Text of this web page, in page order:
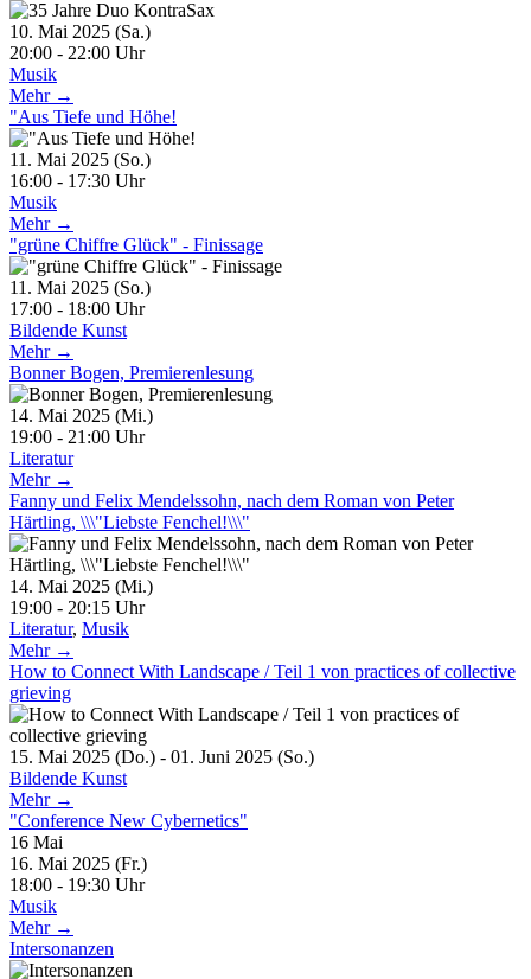
10. Mai 2025 (Sa.)
20:00 - 22:00 Uhr
Musik
Mehr →
"Aus Tiefe und Höhe!
11. Mai 2025 (So.)
16:00 - 17:30 Uhr
Musik
Mehr →
"grüne Chiffre Glück" - Finissage
11. Mai 2025 (So.)
17:00 - 18:00 Uhr
Bildende Kunst
Mehr →
Bonner Bogen, Premierenlesung
14. Mai 2025 (Mi.)
19:00 - 21:00 Uhr
Literatur
Mehr →
Fanny und Felix Mendelssohn, nach dem Roman von Peter
Härtling, \\\"Liebste Fenchel!\\\"
14. Mai 2025 (Mi.)
19:00 - 20:15 Uhr
Literatur, Musik
Mehr →
How to Connect With Landscape / Teil 1 von practices of collective
grieving
15. Mai 2025 (Do.) - 01. Juni 2025 (So.)
Bildende Kunst
Mehr →
"Conference New Cybernetics"
16 Mai
16. Mai 2025 (Fr.)
18:00 - 19:30 Uhr
Musik
Mehr →
Intersonanzen